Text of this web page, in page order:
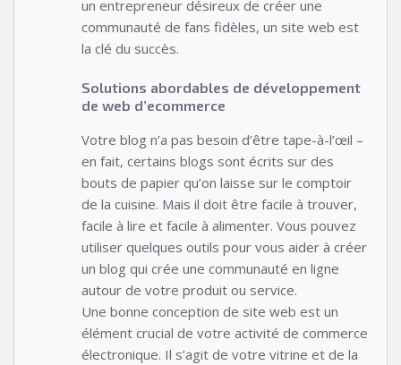
un entrepreneur désireux de créer une
communauté de fans fidèles, un site web est
la clé du succès.
Solutions abordables de développement
de web d’ecommerce
Votre blog n’a pas besoin d’être tape-à-l’œil –
en fait, certains blogs sont écrits sur des
bouts de papier qu’on laisse sur le comptoir
de la cuisine. Mais il doit être facile à trouver,
facile à lire et facile à alimenter. Vous pouvez
utiliser quelques outils pour vous aider à créer
un blog qui crée une communauté en ligne
autour de votre produit ou service.
Une bonne conception de site web est un
élément crucial de votre activité de commerce
électronique. Il s’agit de votre vitrine et de la